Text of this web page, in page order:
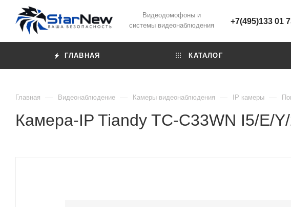
Видеодомофоны и
системы видеонаблюдения
+7(495)133 01
ГЛАВНАЯ КАТАЛОГ
Главная — Видеонаблюдение — Камеры видеонаблюдения — IP камеры —
Камера-IP Tiandy TC-C33WN I5/E/